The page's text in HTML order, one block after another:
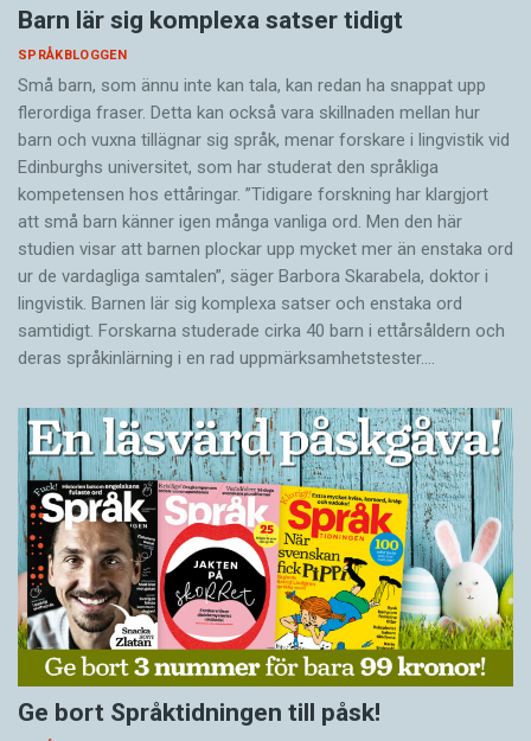
Barn lär sig komplexa satser tidigt
SPRÅKBLOGGEN
Små barn, som ännu inte kan tala, kan redan ha snappat upp
flerordiga fraser. Detta kan också vara skillnaden mellan hur
barn och vuxna tillägnar sig språk, menar forskare i lingvistik vid
Edinburghs universitet, som har studerat den språkliga
kompetensen hos ettåringar. ”Tidigare forskning har klargjort
att små barn känner igen många vanliga ord. Men den här
studien visar att barnen plockar upp mycket mer än enstaka ord
ur de vardagliga samtalen”, säger Barbora Skarabela, doktor i
lingvistik. Barnen lär sig komplexa satser och enstaka ord
samtidigt. Forskarna studerade cirka 40 barn i ettårsåldern och
deras språkinlärning i en rad uppmärksamhetstester.…
Ge bort Språktidningen till påsk!